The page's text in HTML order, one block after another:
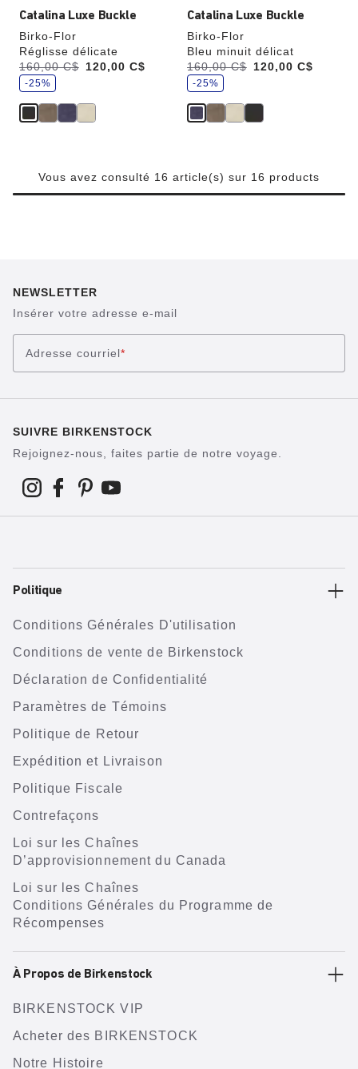
Catalina Luxe Buckle
Birko-Flor
Réglisse délicate
Était:
160,00 C$
,
est
120,00 C$
,
é
o
n
m
-25%
Catalina Luxe Buckle
Birko-Flor
Bleu minuit délicat
Était:
160,00 C$
,
est
120,00 C$
,
é
o
n
m
-25%
Vous avez consulté 16 article(s) sur 16 products
NEWSLETTER
Insérer votre adresse e-mail
Adresse courriel*
SUIVRE BIRKENSTOCK
Rejoignez-nous, faites partie de notre voyage.
Politique
Conditions Générales D'utilisation
Conditions de vente de Birkenstock
Déclaration de Confidentialité
Paramètres de Témoins
Politique de Retour
Expédition et Livraison
Politique Fiscale
Contrefaçons
Loi sur les Chaînes
D’approvisionnement du Canada
Loi sur les Chaînes
Conditions Générales du Programme de
Récompenses
À Propos de Birkenstock
BIRKENSTOCK VIP
Acheter des BIRKENSTOCK
Notre Histoire